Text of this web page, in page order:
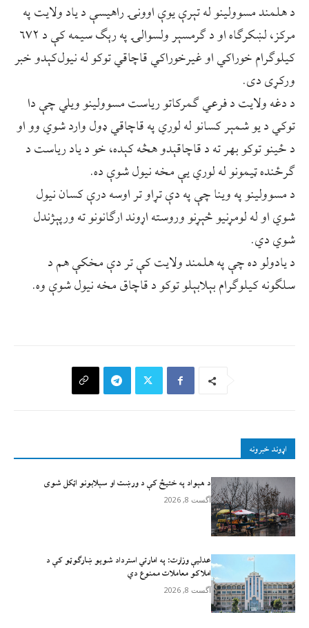
د هلمند مسوولینو له تېرې یوې اوونۍ راهیسې د یاد ولایت په
مرکز، لښکرګاه او د ګرمسېر ولسوالۍ په رېګ سیمه کې د ۶۷۲
کیلوګرام خوراکي او غیرخوراکي قاچاقي توکو له نیول‌کېدو خبر
ورکړی دی.
د دغه ولایت د فرعي ګمرکاتو ریاست مسوولینو ویلي چې دا
توکي د یو شمېر کسانو له لوري په قاچاقي ډول وارد شوي وو او
د ځینو توکو بهر ته د قاچاقېدو هڅه کېده، خو د یاد ریاست د
ګرځنده ټیمونو له لوري یې مخه نیول شوې ده.
د مسوولینو په وینا چې په دې تړاو تر اوسه درې کسان نیول
شوي او له لومړنیو څېړنو وروسته اړوند ارګانونو ته ورپېژندل
شوي دي.
د یادولو ده چې په هلمند ولایت کې تر دې مخکې هم د
سلګونه کیلوګرام بېلابېلو توکو د قاچاق مخه نیول شوې وه.
اړوند خبرونه
د هېواد په ختیځ کې د ورښت او سېلابونو اټکل شوی
آگست 8, 2026
عدلیې وزارت: په امارتي استرداد شویو ښارګوټو کې د
املاکو معاملات ممنوع دي
آگست 8, 2026